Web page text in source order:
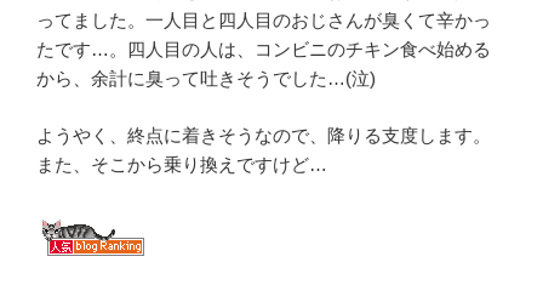
ってました。一人目と四人目のおじさんが臭くて辛かっ
たです…。四人目の人は、コンビニのチキン食べ始める
から、余計に臭って吐きそうでした…(泣)
ようやく、終点に着きそうなので、降りる支度します。
また、そこから乗り換えですけど…